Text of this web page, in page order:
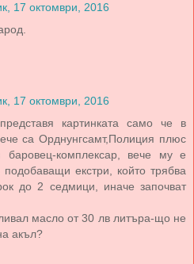
17 октомври, 2016
17 октомври, 2016
картинката само че в
са Орднунгсамт,Полиция плюс
баровец-комплексар, вече му е
подобаващи екстри, който трябва
до 2 седмици, иначе започват
масло от 30 лв литъра-що не
акъл?